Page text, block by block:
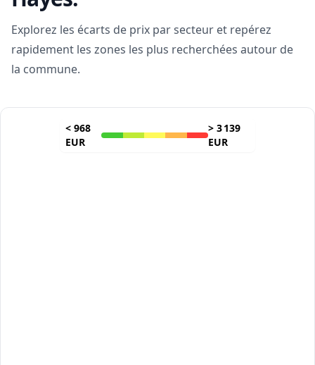
Explorez les écarts de prix par secteur et repérez
rapidement les zones les plus recherchées autour de
la commune.
< 968
EUR
> 3 139
EUR